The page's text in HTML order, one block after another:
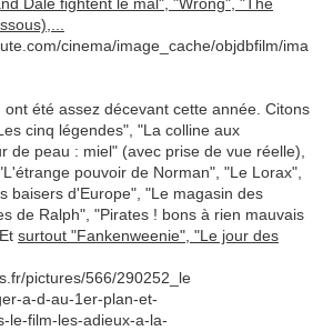
été assez décevant cette année. Citons
cinq légendes", "La colline aux
de peau : miel" (avec prise de vue réelle),
pouvoir de Norman", "Le Lorax",
baisers d'Europe", "Le magasin des
de Ralph", "Pirates ! bons à rien mauvais
surtout "Fankenweenie", "Le jour des